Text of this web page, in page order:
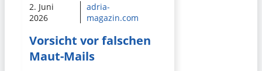
2. Juni
2026
adria-
magazin.com
Vorsicht vor falschen
Maut-Mails